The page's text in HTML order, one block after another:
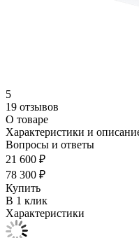
5
19 отзывов
О товаре
Характеристики и
Вопросы и ответы
21 600 ₽
78 300 ₽
Купить
В 1 клик
Характеристики